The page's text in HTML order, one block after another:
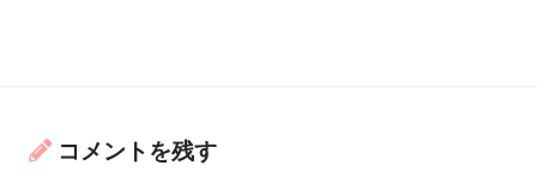
コメントを残す